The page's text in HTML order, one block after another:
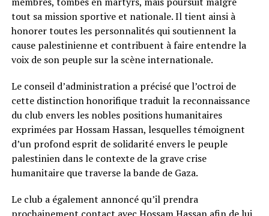
tout sa mission sportive et nationale. Il tient ainsi à
honorer toutes les personnalités qui soutiennent la
cause palestinienne et contribuent à faire entendre la
voix de son peuple sur la scène internationale.
Le conseil d’administration a précisé que l’octroi de
cette distinction honorifique traduit la reconnaissance
du club envers les nobles positions humanitaires
exprimées par Hossam Hassan, lesquelles témoignent
d’un profond esprit de solidarité envers le peuple
palestinien dans le contexte de la grave crise
humanitaire que traverse la bande de Gaza.
Le club a également annoncé qu’il prendra